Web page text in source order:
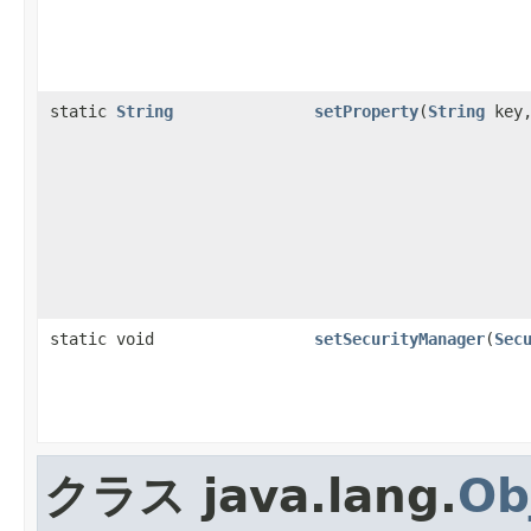
static String setProperty(String
static void setSecurityManager(
クラス java.lang.